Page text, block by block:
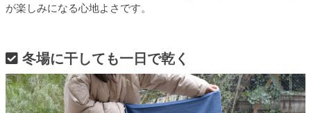
が楽しみになる心地よさです。
冬場に干しても一日で乾く